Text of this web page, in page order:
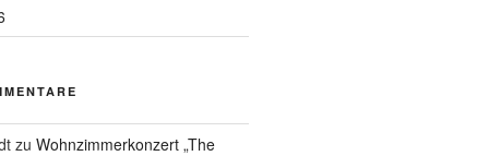
zu Wohnzimmerkonzert „The